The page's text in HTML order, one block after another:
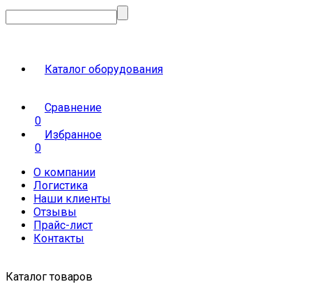
Каталог оборудования
Сравнение
0
Избранное
0
О компании
Логистика
Наши клиенты
Отзывы
Прайс-лист
Контакты
Каталог товаров